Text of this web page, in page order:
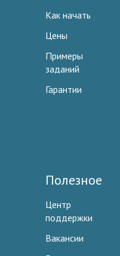
Как начать
Цены
Примеры
заданий
Гарантии
Полезное
Центр
поддержки
Вакансии